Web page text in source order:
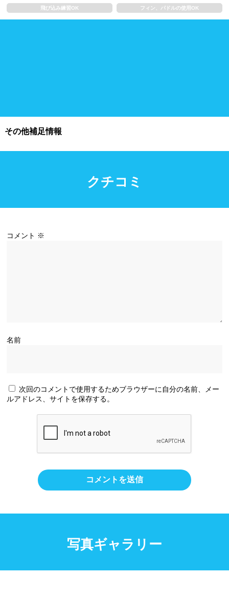
飛び込み練習OK フィン、パドルの使用OK
その他補足情報
クチコミ
コメント ※
名前
次回のコメントで使用するためブラウザーに自分の名前、メー
ルアドレス、サイトを保存する。
写真ギャラリー
プール情報